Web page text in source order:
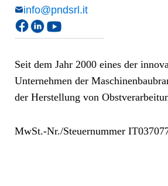
Seit dem Jahr 2000 eines der
Unternehmen der
der Herstellung von
MwSt.-Nr./Steuernummer
info@pndsrl.it